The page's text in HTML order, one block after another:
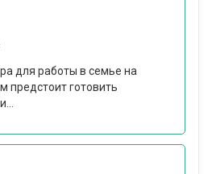
для работы в семье на
предстоит готовить